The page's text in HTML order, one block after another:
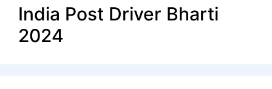
India Post Driver Bharti
2024